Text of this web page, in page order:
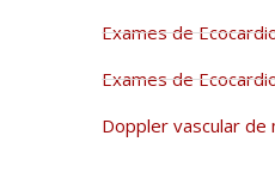
Exames de
Exames de
Doppler vascular